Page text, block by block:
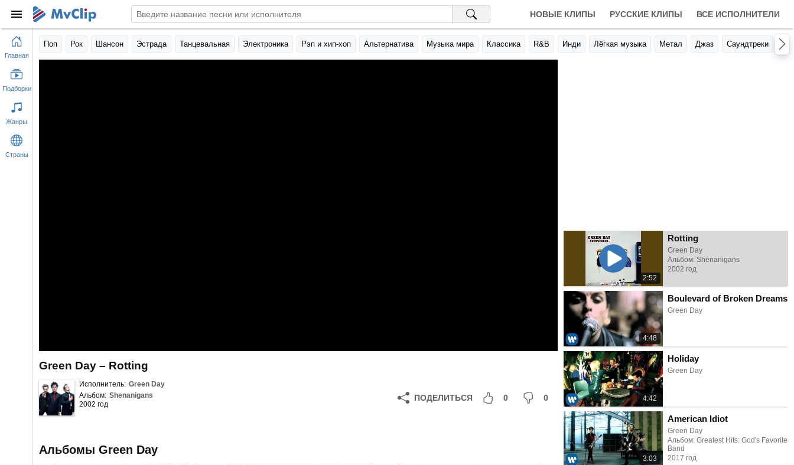
НОВЫЕ КЛИПЫ РУССКИЕ КЛИПЫ ВСЕ ИСПОЛНИТЕЛИ
Поп Рок Шансон Эстрада Танцевальная Электроника Рэп и хип-хоп Альтернатива Музыка мира Классика R&B Инди Лёгкая музыка Метал Джаз Саундтреки
Green Day – Rotting
Исполнитель: Green Day
Альбом: Shenanigans
2002 год
ПОДЕЛИТЬСЯ 0 0
2:52
Rotting
Green Day
Альбом: Shenanigans
2002 год
4:48
Boulevard of Broken Dreams
Green Day
4:42
Holiday
Green Day
3:03
American Idiot
Green Day
Альбом: Greatest Hits: God's Favorite
Band
2017 год
Альбомы Green Day
Главная
Подборки
Жанры
Страны